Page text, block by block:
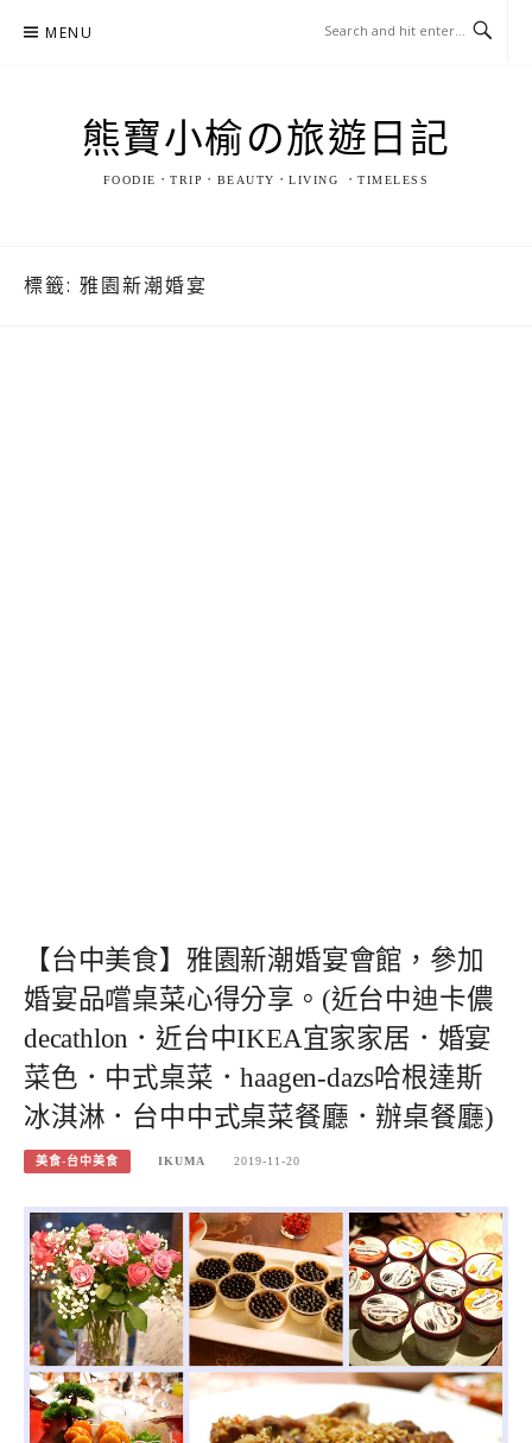
MENU
熊寶小榆の旅遊日記
FOODIE．TRIP．BEAUTY．LIVING ．TIMELESS
標籤: 雅園新潮婚宴
【台中美食】雅園新潮婚宴會館，參加
婚宴品嚐桌菜心得分享。(近台中迪卡儂
decathlon．近台中IKEA宜家家居．婚宴
菜色．中式桌菜．haagen-dazs哈根達斯
冰淇淋．台中中式桌菜餐廳．辦桌餐廳)
美食-台中美食 IKUMA 2019-11-20